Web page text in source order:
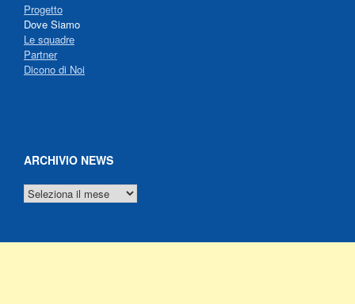
Progetto
Dove Siamo
Le squadre
Partner
Dicono di Noi
ARCHIVIO NEWS
ARCHIVIO
NEWS